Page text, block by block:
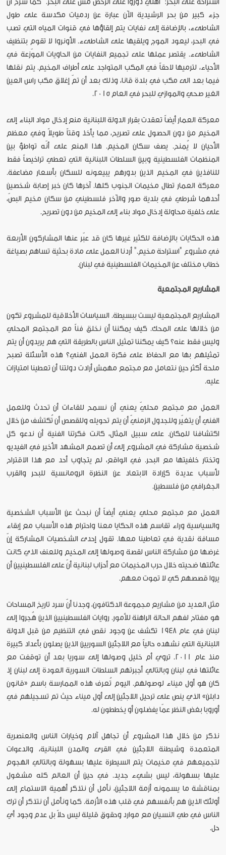
جزء كبير من بحر الرشيدية الآن عبارة عن ردميات مكدسة على طول
الشاطىء، بالإضافة إلى نفايات يتم إلقاؤها في قنوات المياه التي تصب
في البحر، ليعود الموج ويلقيها على الشاطىء. الأونروا لا تقوم بتنظيف
الشاطىء. يقتصر عملها على تجميع النفايات من الحاويات الموّزعة في
الأحياء، لترميها لاحقاً في المكب المتواجد على أطراف المخيم. يتم نقلها
فيما بعد الى مكب في بلدة قانا، وذلك بعد أن تمّ إغلاق مكب راس العين
الغير صحي والموازي للبحر في العام 2015.
معركة العمار أيضاً تعقدت بقرار الدولة اللبنانية منع إدخال مواد البناء إلى
المخيم من دون الحصول على تصريح، مما يأخذ وقتاً طويلاً وفي معظم
الأحيان لا يُمنح. يصف سكان المخيم. هذا المنع على أنّه تواطؤ بين
المنظمات الفلسطينية وبين السلطات اللبنانية التي تعطي تراخيصاً فقط
للنافذين في المخيم الذين بدورهم يبيعونه للسكان بأسعار مضاعفة.
معركة العمار تطال مخيمات الجنوب كلها. آخرها كان خبر إصابة شخصين
أحدهما شرطي في بلدية صور والآخر فلسطيني من سكان مخيم البصّ،
على خلفية محاولة إدخال مواد بناء إلى المخيم من دون تصريح.
هذه الحكايات بالإضافة للكثير غيرها كان قد عبّر عنها المشاركون الأربعة
في مشروع "استراحة مخيم." أردنا العمل على مادة بحثية تساهم بصياغة
خطاب مختلف عن المخيمات الفلسطينية في لبنان.
المشاريع المجتمعية
المشاريع المجتمعية ليست ببسيطة. السياسات الأخلاقية للمشروع تكون
من خلالها على المحك. كيف يمكننا أن نخلق فناً مع المجتمع المحلي
وليس فقط عنه؟ كيف يمكننا تمثيل الناس بالطريقة التي هم يريدون أن يتم
تمثيلهم بها مع الحفاظ على فكرة العمل الفني؟ هذه الأسئلة تصبح
ملحة أكثر حين نتعامل مع مجتمع مهمش أرادت دولتنا أن تعطينا امتيازات
عليه.
العمل مع مجتمع محليّ يعني أن نسمح للقاءات أن تحدث وللعمل
الفني أن يتغيّر وللجدول الزمنيّ أن يتم تحويله وللقصص أن تُكتشف من خلال
اكتشافنا للمكان. على سبيل المثال، كانت فكرتنا الفنية أن ندعو كل
شخصية مشاركة في المشروع إلى أن تصمم المشهد الأخير في الفيديو
وتختار خلفيتها مع البحر. في الواقع، لم يتجاوب أحد مع هذا الاقتراح
لأسباب عديدة كإرادة الابتعاد عن النظرة الرومانسية للبحر والقرب
الجغرافي من فلسطين.
العمل مع مجتمع محلي يعني أيضاً أن نبحث عن الأسباب الشخصية
والسياسية وراء تقاسم هذه الحكايا معنا واحترام هذه الأسباب مع إبقاء
مسافة نقدية في تعاطينا معها. تقول إحدى الشخصيات المشاركة إنّ
غرضها من مشاركة الناس لقصة وصولها إلى المخيم وللعنف الذي كانت
عائلتها ضحيته خلال حرب المخيمات مع أحزاب لبنانية أنّ على الفلسطينيين أن
يروا قصصهم كي لا تموت معهم.
مثل العديد من مشاريع مجموعة الدكتافون، وجدنا أنّ سرد تاريخ المساحات
هو مفتاح لفهم الحالة الراهنة للأمور. روايات الفلسطينيين الذين هُجروا إلى
لبنان في عام 1948 تكشف عن وجود نقص في التنظيم من قبل الدولة
اللبنانية التي نشهده حالياً مع اللاجئين السوريين الذين يصلون بأعداد كبيرة
منذ عام 2011. تروي أم خليل وصولها إلى سوريا بعد أن توقفت مع
عائلتها في لبنان وبالتالي أجبرتهم السلطات السورية العودة إلى لبنان إذ
كان هو أول ميناء لوصولهم. اليوم تُعرف هذه الممارسة باسم «قانون
دابلن» الذي ينص على ترحيل اللاجئين إلى أول ميناء حيث تم تسجيلهم في
أوروبا بغض النظر عمّا يفضلون أو يخططون له.
نذكر من خلال هذا المشروع أن تجاهل آلام وخيارات الناس والعنصرية
المتعمدة وشيطنة اللاجئين في القرى والمدن اللبنانية، والدعوات
لتجميعهم في مخيمات يتم السيطرة عليها بسهولة وبالتالي الهجوم
عليها بسهولة، ليس بشيء جديد. في حين أن العالم كله مشغول
بمناقشة ما يسمونه أزمة اللاجئين، نأمل أن نتذكر أهمية الاستماع إلى
أولئك الذين هم بأنفسهم في قلب هذه الأزمة. كما ونأمل أن نتذكر أن ترك
الناس في طي النسيان مع موارد وحقوق قليلة ليس حلاً بل عدم وجود أي
حل.